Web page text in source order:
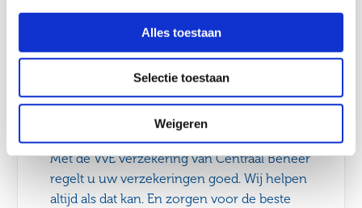
Alles toestaan
Selectie toestaan
Weigeren
Uw VvE-verzekeringen
Kies de verzekering die het beste past bij
uw VvE
Met de VvE verzekering van Centraal Beheer
regelt u uw verzekeringen goed. Wij helpen
altijd als dat kan. En zorgen voor de beste